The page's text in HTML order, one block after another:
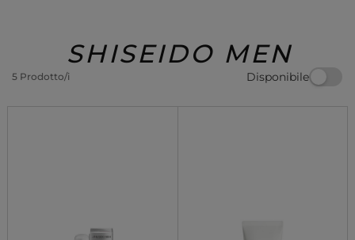
Regalo
SHISEIDO MEN
5 Prodotto/i Disponibile